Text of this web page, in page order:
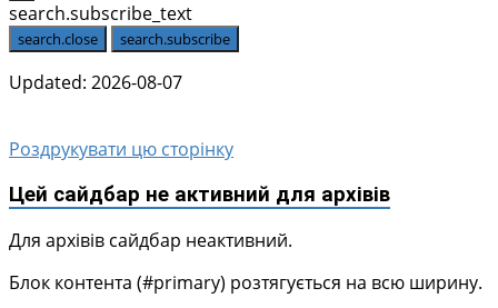
search.subscribe_text
search.close search.subscribe
Updated: 2026-08-07
Роздрукувати цю сторінку
Цей сайдбар не активний для архівів
Для архівів сайдбар неактивний.
Блок контента (#primary) розтягується на всю ширину.